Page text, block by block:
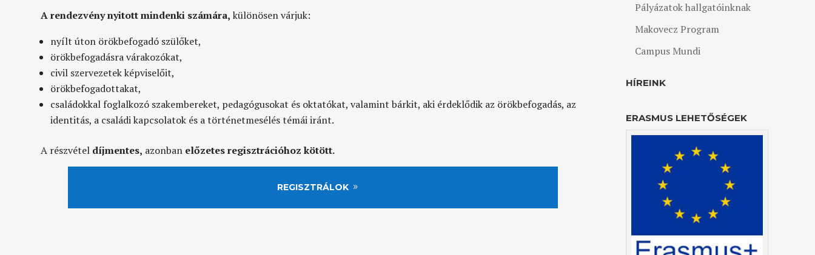
A rendezvény nyitott mindenki számára, különösen várjuk:
nyílt úton örökbefogadó szülőket,
örökbefogadásra várakozókat,
civil szervezetek képviselőit,
örökbefogadottakat,
családokkal foglalkozó szakembereket, pedagógusokat és oktatókat, valamint bárkit, aki érdeklődik az örökbefogadás, az
identitás, a családi kapcsolatok és a történetmesélés témái iránt.
A részvétel díjmentes, azonban előzetes regisztrációhoz kötött.
REGISZTRÁLOK
Pályázatok hallgatóinknak
Makovecz Program
Campus Mundi
HÍREINK
ERASMUS LEHETŐSÉGEK